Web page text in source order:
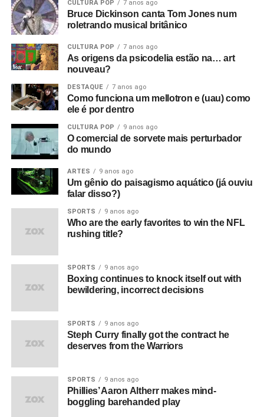
CULTURA POP 7 anos ago
Bruce Dickinson canta Tom Jones num
roletrando musical britânico
CULTURA POP 7 anos ago
As origens da psicodelia estão na… art
nouveau?
DESTAQUE 7 anos ago
Como funciona um mellotron e (uau) como
ele é por dentro
CULTURA POP 9 anos ago
O comercial de sorvete mais perturbador
do mundo
ARTES 9 anos ago
Um gênio do paisagismo aquático (já ouviu
falar disso?)
SPORTS 9 anos ago
Who are the early favorites to win the NFL
rushing title?
SPORTS 9 anos ago
Boxing continues to knock itself out with
bewildering, incorrect decisions
SPORTS 9 anos ago
Steph Curry finally got the contract he
deserves from the Warriors
SPORTS 9 anos ago
Phillies’ Aaron Altherr makes mind-
boggling barehanded play